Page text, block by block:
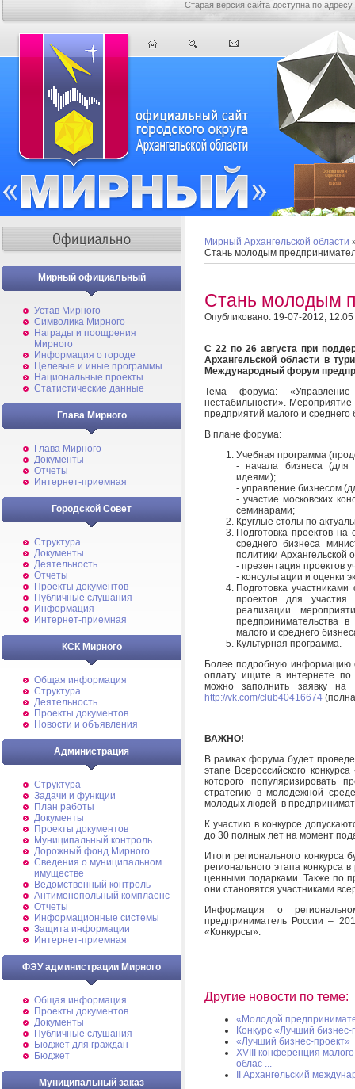
Старая версия сайта доступна по адресу
Мирный официальный
Устав Мирного
Символика Мирного
Награды и поощрения
Мирного
Информация о городе
Целевые и иные программы
Национальные проекты
Статистические данные
Глава Мирного
Глава Мирного
Документы
Отчеты
Интернет-приемная
Городской Совет
Структура
Документы
Деятельность
Отчеты
Проекты документов
Публичные слушания
Информация
Интернет-приемная
КСК Мирного
Общая информация
Структура
Деятельность
Проекты документов
Новости и объявления
Администрация
Структура
Задачи и функции
План работы
Документы
Проекты документов
Муниципальный контроль
Дорожный фонд Мирного
Cведения о муниципальном
имуществе
Ведомственный контроль
Антимонопольный комплаенс
Отчеты
Информационные системы
Защита информации
Интернет-приемная
ФЭУ администрации Мирного
Общая информация
Проекты документов
Документы
Публичные слушания
Бюджет для граждан
Бюджет
Муниципальный заказ
Мирный Архангельской области
Стань молодым
Стань молодым
Опубликовано: 19-07-2012, 12:05
C 22 по 26 августа при
Архангельской области в
Международный форум
Тема форума:
нестабильности».
предприятий малого и среднего
В плане форума:
Учебная программа
- начала бизнеса (для
идеями);
- управление бизнесом
- участие московских
семинарами;
Круглые столы по
Подготовка проектов
среднего бизнеса
политики Архангельской
- презентация проектов
- консультации и оценки
Подготовка
проектов для
реализации
предпринимательства
малого и среднего
Культурная программа.
Более подробную информацию
оплату ищите в интернете
можно заполнить заявку
http://vk.com/club40416674
ВАЖНО!
В рамках форума будет
этапе Всероссийского
которого популяризировать
стратегию в молодежной
молодых людей в
К участию в конкурсе
до 30 полных лет на момент
Итоги регионального
регионального этапа
ценными подарками. Также по
они становятся участниками
Информация о
предприниматель России –
«Конкурсы».
Другие новости по теме:
«Молодой
Конкурс «Лучший бизнес-
«Лучший бизнес-проект»
XVIII конференция
облас ...
II Архангельский